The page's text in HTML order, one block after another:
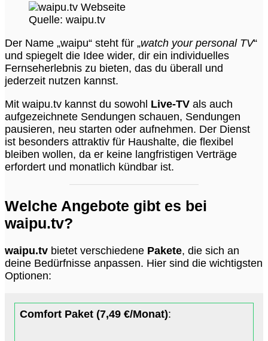
Quelle: waipu.tv
Der Name „waipu“ steht für „watch your personal TV“
und spiegelt die Idee wider, dir ein individuelles
Fernseherlebnis zu bieten, das du überall und
jederzeit nutzen kannst.
Mit waipu.tv kannst du sowohl Live-TV als auch
aufgezeichnete Sendungen schauen, Sendungen
pausieren, neu starten oder aufnehmen. Der Dienst
ist besonders attraktiv für Haushalte, die flexibel
bleiben wollen, da er keine langfristigen Verträge
erfordert und monatlich kündbar ist.
Welche Angebote gibt es bei
waipu.tv?
waipu.tv bietet verschiedene Pakete, die sich an
deine Bedürfnisse anpassen. Hier sind die wichtigsten
Optionen:
Comfort Paket (7,49 €/Monat):